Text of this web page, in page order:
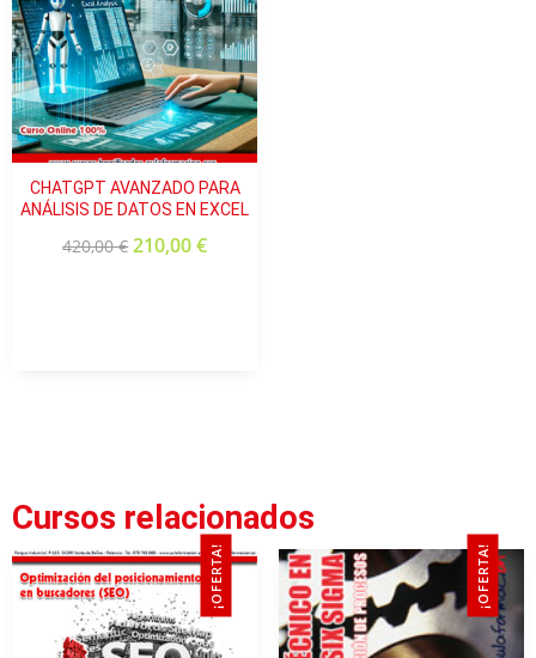
CHATGPT AVANZADO PARA
ANÁLISIS DE DATOS EN EXCEL
420,00€ 210,00€
Cursos relacionados
¡OFERTA! ¡OFERTA!